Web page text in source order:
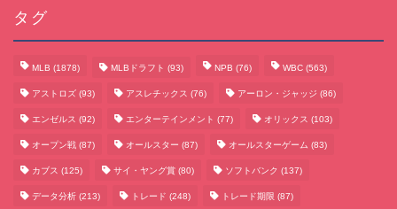
タグ
MLB (1878) MLBドラフト (93) NPB (76) WBC (563)
アストロズ (93) アスレチックス (76) アーロン・ジャッジ (86)
エンゼルス (92) エンターテインメント (77) オリックス (103)
オープン戦 (87) オールスター (87) オールスターゲーム (83)
カブス (125) サイ・ヤング賞 (80) ソフトバンク (137)
データ分析 (213) トレード (248) トレード期限 (87)